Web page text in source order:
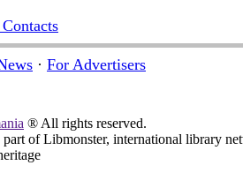
· For Advertisers
® All rights reserved.
of Libmonster, international library